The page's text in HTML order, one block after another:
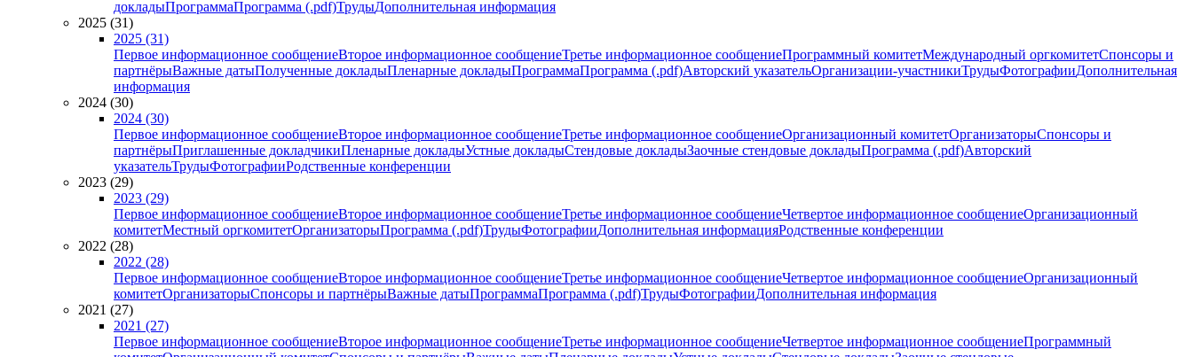
докладыПрограммаПрограмма (.pdf)ТрудыДополнительная информация
2025 (31)
2025 (31)
Первое информационное сообщениеВторое информационное сообщениеТретье информационное сообщениеПрограммный комитетМеждународный оргкомитетСпонсоры и
партнёрыВажные датыПолученные докладыПленарные докладыПрограммаПрограмма (.pdf)Авторский указательОрганизации-участникиТрудыФотографииДополнительная
информация
2024 (30)
2024 (30)
Первое информационное сообщениеВторое информационное сообщениеТретье информационное сообщениеОрганизационный комитетОрганизаторыСпонсоры и
партнёрыПриглашенные докладчикиПленарные докладыУстные докладыСтендовые докладыЗаочные стендовые докладыПрограмма (.pdf)Авторский
указательТрудыФотографииРодственные конференции
2023 (29)
2023 (29)
Первое информационное сообщениеВторое информационное сообщениеТретье информационное сообщениеЧетвертое информационное сообщениеОрганизационный
комитетМестный оргкомитетОрганизаторыПрограмма (.pdf)ТрудыФотографииДополнительная информацияРодственные конференции
2022 (28)
2022 (28)
Первое информационное сообщениеВторое информационное сообщениеТретье информационное сообщениеЧетвертое информационное сообщениеОрганизационный
комитетОрганизаторыСпонсоры и партнёрыВажные датыПрограммаПрограмма (.pdf)ТрудыФотографииДополнительная информация
2021 (27)
2021 (27)
Первое информационное сообщениеВторое информационное сообщениеТретье информационное сообщениеЧетвертое информационное сообщениеПрограммный